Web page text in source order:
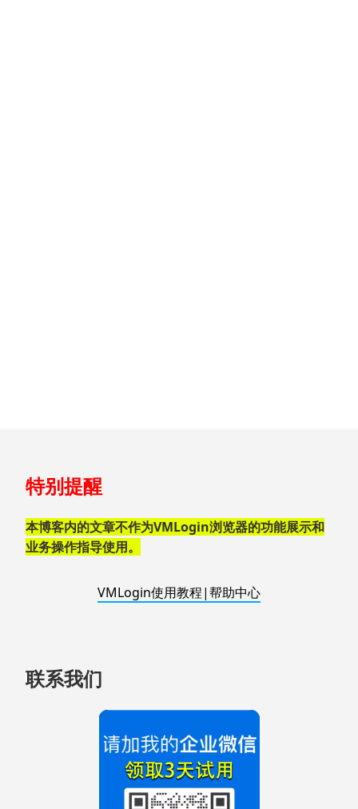
至
脚
特别提醒
本博客内的文章不作为VMLogin浏览器的功能展示和
业务操作指导使用。
VMLogin使用教程|帮助中心
联系我们